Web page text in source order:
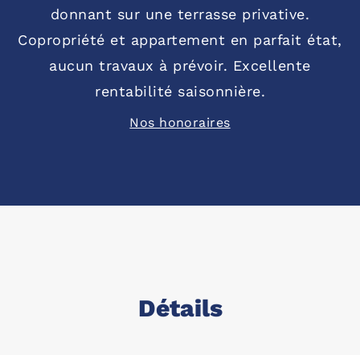
donnant sur une terrasse privative.
Copropriété et appartement en parfait état,
aucun travaux à prévoir. Excellente
rentabilité saisonnière.
Nos honoraires
Détails